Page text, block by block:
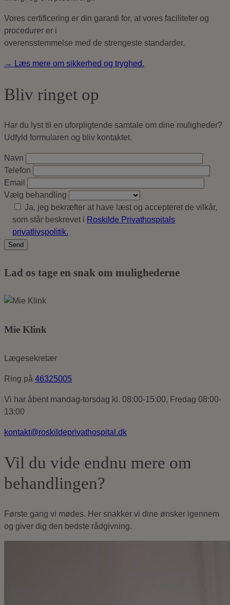
Vores certificering er din garanti for, at vores faciliteter og
procedurer er i
overensstemmelse med de strengeste standarder.
→ Læs mere om sikkerhed og tryghed.
Bliv ringet op
Har du lyst til en uforpligtende samtale om dine muligheder?
Udfyld formularen og bliv kontaktet.
Navn
Telefon
Email
Vælg behandling
Ja, jeg bekræfter at have læst og accepteret de vilkår,
som står beskrevet i Roskilde Privathospitals
privatlivspolitik.
Lad os tage en snak om mulighederne
Mie Klink
Lægesekretær
Ring på 46325005
Vi har åbent mandag-torsdag kl. 08:00-15:00, Fredag 08:00-
13:00
kontakt@roskildeprivathospital.dk
Vil du vide endnu mere om
behandlingen?
Første gang vi mødes. Her snakker vi dine ønsker igennem
og giver dig den bedste rådgivning.